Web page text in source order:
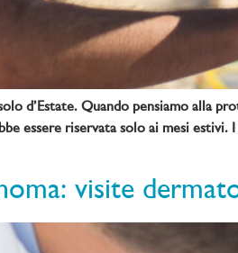
d’Estate. Quando pensiamo alla
essere riservata solo ai mesi
visite